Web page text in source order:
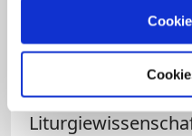
Stuflesser,
Universität
nichts
befinde sich aus